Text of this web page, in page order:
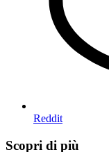
Reddit
Scopri di più